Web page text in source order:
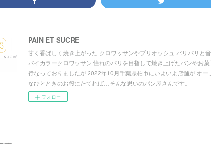
PAIN ET SUCRE
甘く香ばしく焼き上がった クロワッサンやブリオッシュ パリパリと
バイカラークロワッサン 憧れのパリを目指して焼き上げたパンやお
行なっておりましたが 2022年10月千葉県柏市にいよいよ店舗が オ
なひとときのお役にたてれば…そんな思いのパン屋さんです。
フォロー